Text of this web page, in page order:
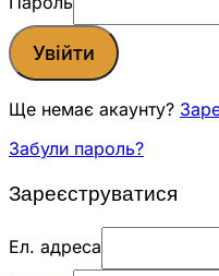
Увійти
Ще немає акаунту?
Забули пароль?
Зареєструватися
Ел. адреса